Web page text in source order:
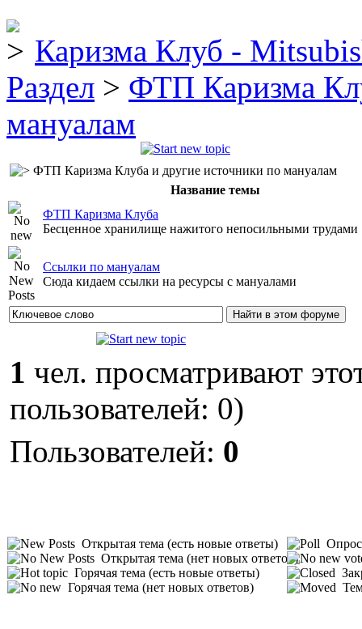
Каризма Клуб -
Раздел > ФТП Каризма
мануалам
ФТП Каризма Клуба и другие источники по мануалам
Название темы
ФТП Каризма Клуба
Бесценное хранилище нажитого непосильными трудами
Ссылки по мануалам
Сюда кидаем ссылки на ресурсы с мануалами
1 чел. просматривают
пользователей: 0)
Пользователей: 0
Открытая тема (есть новые ответы)
Открытая тема (нет новых ответов)
Горячая тема (есть новые ответы)
Горячая тема (нет новых ответов)
Опрос